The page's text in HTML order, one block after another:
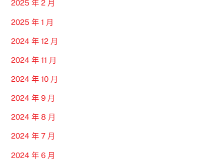
2025 年 2 月
2025 年 1 月
2024 年 12 月
2024 年 11 月
2024 年 10 月
2024 年 9 月
2024 年 8 月
2024 年 7 月
2024 年 6 月